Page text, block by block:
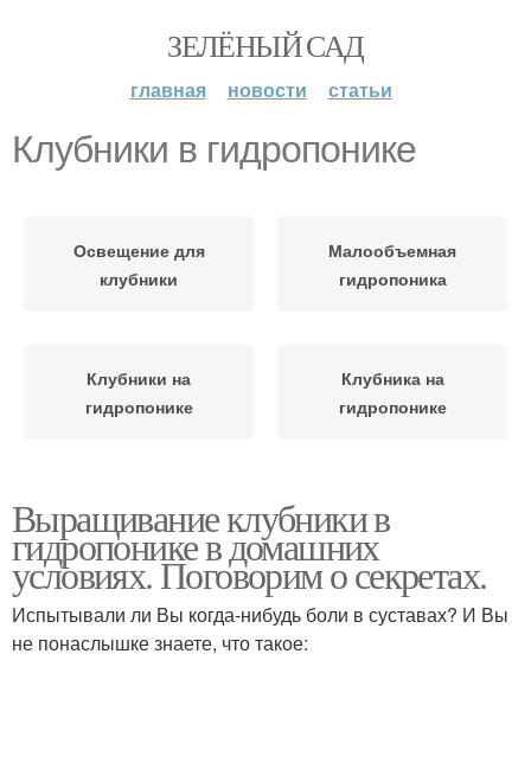
ЗЕЛЁНЫЙ САД
главная новости статьи
Клубники в гидропонике
Освещение для
клубники
Малообъемная
гидропоника
Клубники на
гидропонике
Клубника на
гидропонике
Выращивание клубники в
гидропонике в домашних
условиях. Поговорим о секретах.
Испытывали ли Вы когда-нибудь боли в суставах? И Вы
не понаслышке знаете, что такое: